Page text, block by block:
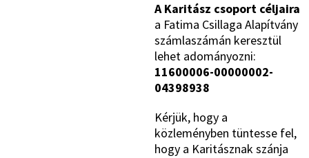
A Karitász csoport céljaira
a Fatima Csillaga Alapítvány
számlaszámán keresztül
lehet adományozni:
11600006-00000002-
04398938
Kérjük, hogy a
közleményben tüntesse fel,
hogy a Karitásznak szánja